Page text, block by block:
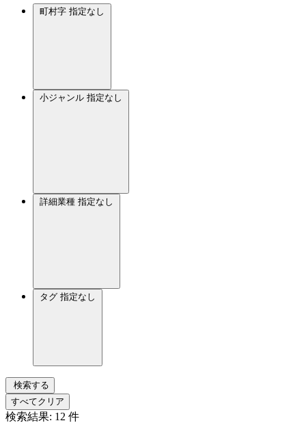
町村字 指定なし
小ジャンル 指定なし
詳細業種 指定なし
タグ 指定なし
検索する
すべてクリア
検索結果: 12 件